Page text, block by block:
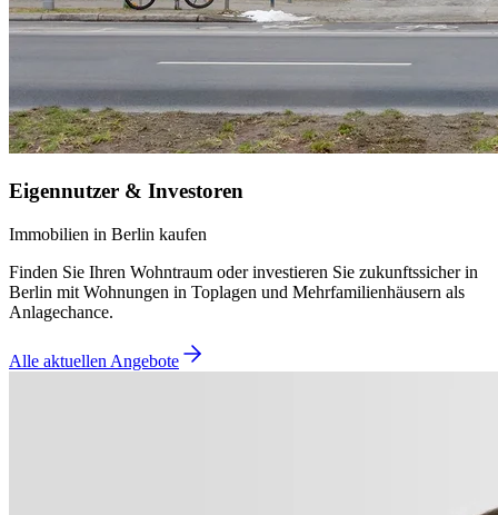
Eigennutzer & Investoren
Immobilien in Berlin kaufen
Finden Sie Ihren Wohntraum oder investieren Sie zukunftssicher in
Berlin mit Wohnungen in Toplagen und Mehrfamilienhäusern als
Anlagechance.
Alle aktuellen Angebote